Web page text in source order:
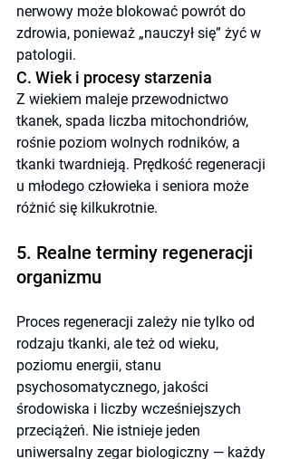
nerwowy może blokować powrót do
zdrowia, ponieważ „nauczył się” żyć w
patologii.
C. Wiek i procesy starzenia
Z wiekiem maleje przewodnictwo
tkanek, spada liczba mitochondriów,
rośnie poziom wolnych rodników, a
tkanki twardnieją. Prędkość regeneracji
u młodego człowieka i seniora może
różnić się kilkukrotnie.
5. Realne terminy regeneracji
organizmu
Proces regeneracji zależy nie tylko od
rodzaju tkanki, ale też od wieku,
poziomu energii, stanu
psychosomatycznego, jakości
środowiska i liczby wcześniejszych
przeciążeń. Nie istnieje jeden
uniwersalny zegar biologiczny — każdy